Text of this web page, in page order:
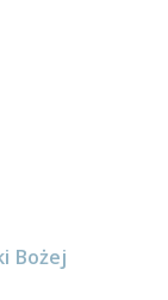
Bożej